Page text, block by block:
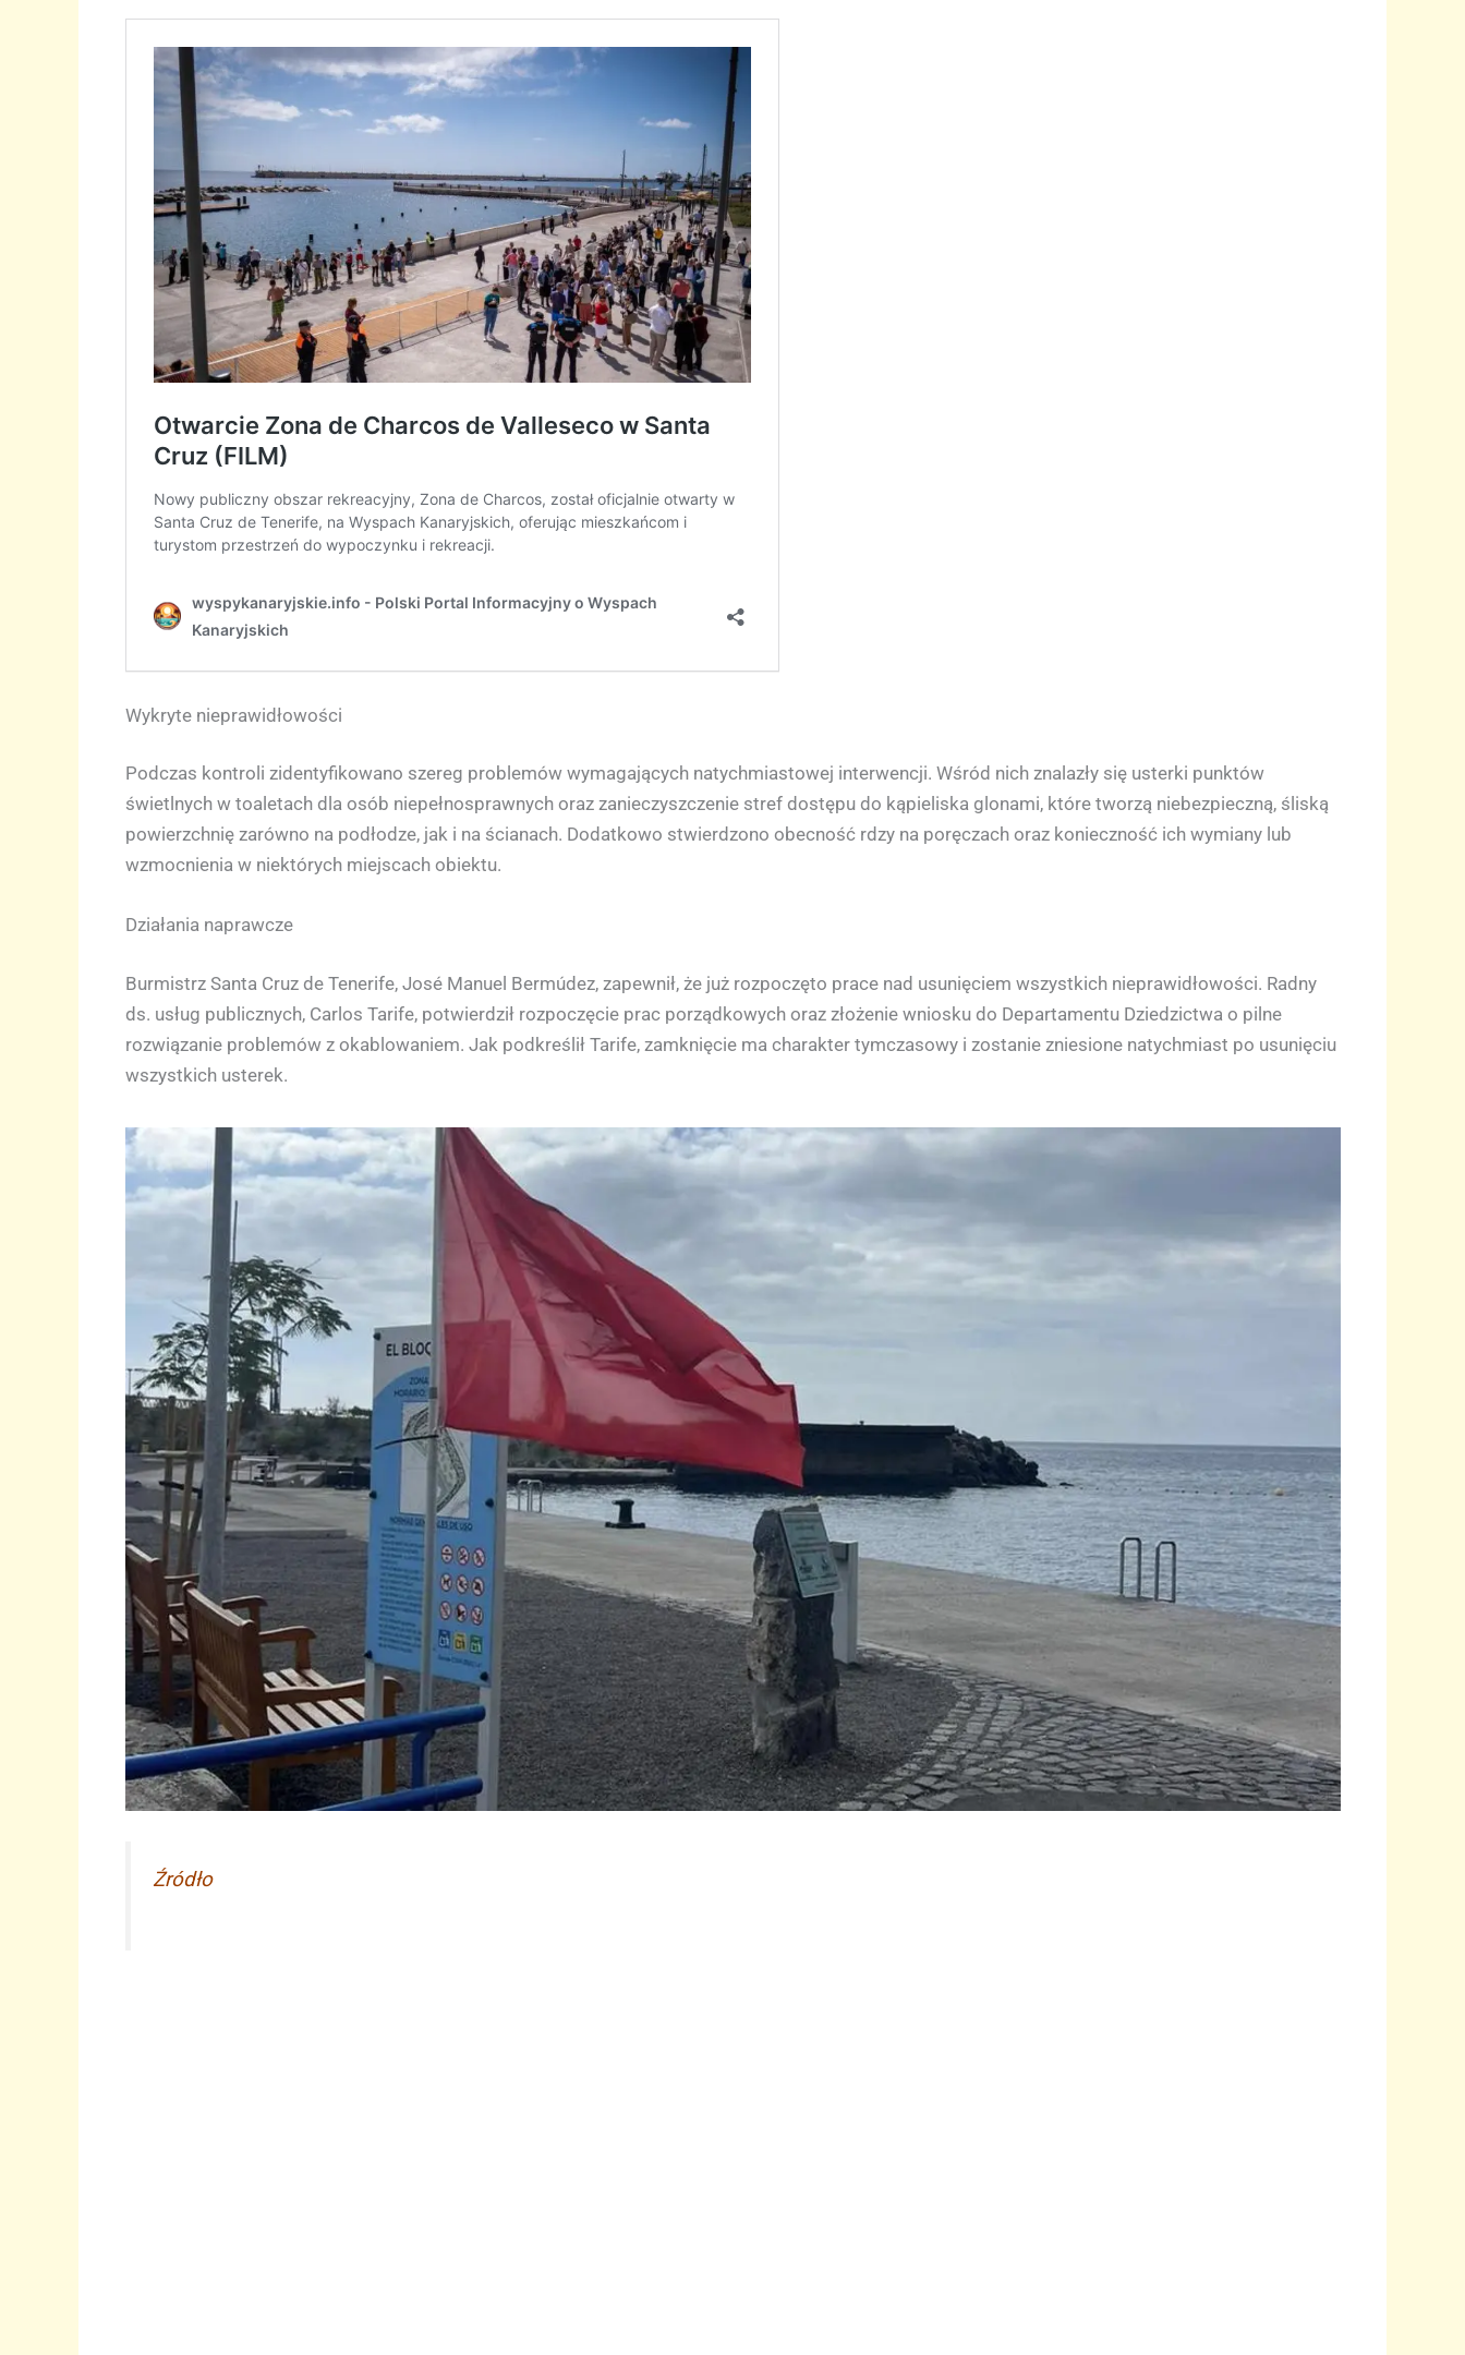
Wykryte nieprawidłowości
Podczas kontroli zidentyfikowano szereg problemów wymagających natychmiastowej interwencji. Wśród nich znalazły się usterki punktów
świetlnych w toaletach dla osób niepełnosprawnych oraz zanieczyszczenie stref dostępu do kąpieliska glonami, które tworzą niebezpieczną, śliską
powierzchnię zarówno na podłodze, jak i na ścianach. Dodatkowo stwierdzono obecność rdzy na poręczach oraz konieczność ich wymiany lub
wzmocnienia w niektórych miejscach obiektu.
Działania naprawcze
Burmistrz Santa Cruz de Tenerife, José Manuel Bermúdez, zapewnił, że już rozpoczęto prace nad usunięciem wszystkich nieprawidłowości. Radny
ds. usług publicznych, Carlos Tarife, potwierdził rozpoczęcie prac porządkowych oraz złożenie wniosku do Departamentu Dziedzictwa o pilne
rozwiązanie problemów z okablowaniem. Jak podkreślił Tarife, zamknięcie ma charakter tymczasowy i zostanie zniesione natychmiast po usunięciu
wszystkich usterek.
Źródło